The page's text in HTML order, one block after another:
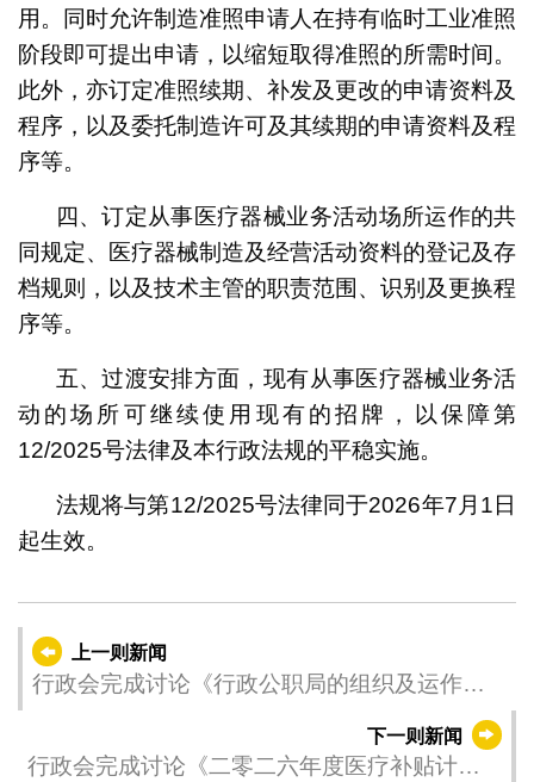
用。同时允许制造准照申请人在持有临时工业准照
阶段即可提出申请，以缩短取得准照的所需时间。
此外，亦订定准照续期、补发及更改的申请资料及
程序，以及委托制造许可及其续期的申请资料及程
序等。
四、订定从事医疗器械业务活动场所运作的共
同规定、医疗器械制造及经营活动资料的登记及存
档规则，以及技术主管的职责范围、识别及更换程
序等。
五、过渡安排方面，现有从事医疗器械业务活
动的场所可继续使用现有的招牌，以保障第
12/2025号法律及本行政法规的平稳实施。
法规将与第12/2025号法律同于2026年7月1日
起生效。
上一则新闻
行政会完成讨论《行政公职局的组织及运作》
下一则新闻
行政会完成讨论《二零二六年度医疗补贴计